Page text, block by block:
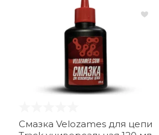
Смазка Velozames для цепи